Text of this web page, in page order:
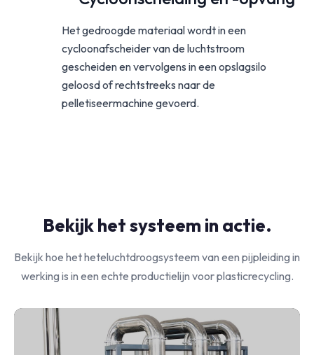
Het gedroogde materiaal wordt in een
cycloonafscheider van de luchtstroom
gescheiden en vervolgens in een opslagsilo
geloosd of rechtstreeks naar de
pelletiseermachine gevoerd.
Bekijk het systeem in actie.
Bekijk hoe het heteluchtdroogsysteem van een pijpleiding in
werking is in een echte productielijn voor plasticrecycling.